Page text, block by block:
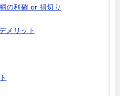
利確 or 損切り
メリット